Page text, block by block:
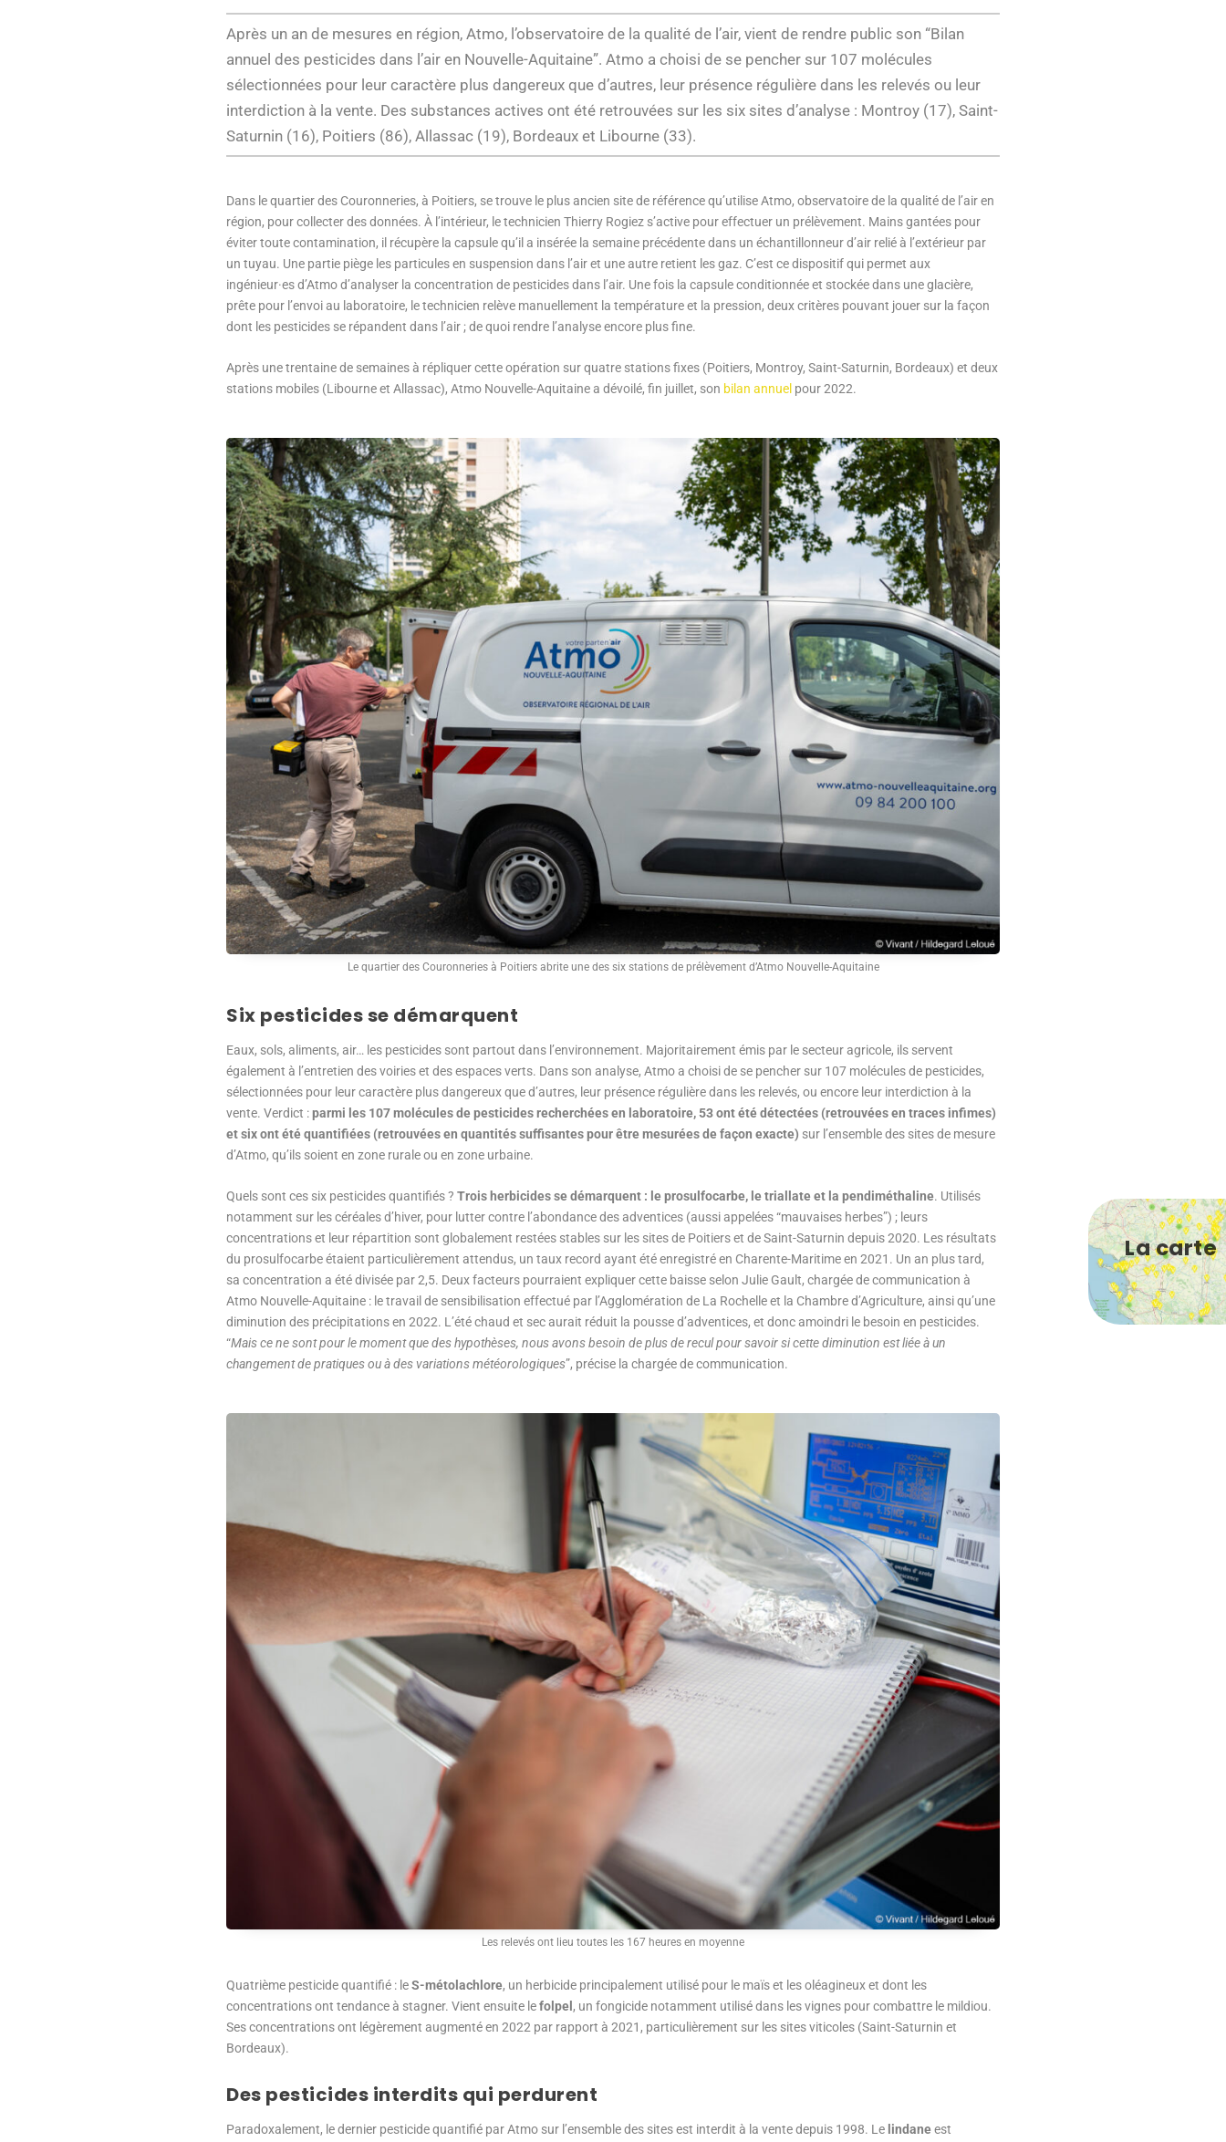
La carte
Après un an de mesures en région, Atmo, l’observatoire de la qualité de l’air, vient de rendre public son “Bilan
annuel des pesticides dans l’air en Nouvelle-Aquitaine”. Atmo a choisi de se pencher sur 107 molécules
sélectionnées pour leur caractère plus dangereux que d’autres, leur présence régulière dans les relevés ou leur
interdiction à la vente. Des substances actives ont été retrouvées sur les six sites d’analyse : Montroy (17), Saint-
Saturnin (16), Poitiers (86), Allassac (19), Bordeaux et Libourne (33).
Dans le quartier des Couronneries, à Poitiers, se trouve le plus ancien site de référence qu’utilise Atmo, observatoire de la qualité de l’air en
région, pour collecter des données. À l’intérieur, le technicien Thierry Rogiez s’active pour effectuer un prélèvement. Mains gantées pour
éviter toute contamination, il récupère la capsule qu’il a insérée la semaine précédente dans un échantillonneur d’air relié à l’extérieur par
un tuyau. Une partie piège les particules en suspension dans l’air et une autre retient les gaz. C’est ce dispositif qui permet aux
ingénieur·es d’Atmo d’analyser la concentration de pesticides dans l’air. Une fois la capsule conditionnée et stockée dans une glacière,
prête pour l’envoi au laboratoire, le technicien relève manuellement la température et la pression, deux critères pouvant jouer sur la façon
dont les pesticides se répandent dans l’air ; de quoi rendre l’analyse encore plus fine.
Après une trentaine de semaines à répliquer cette opération sur quatre stations fixes (Poitiers, Montroy, Saint-Saturnin, Bordeaux) et deux
stations mobiles (Libourne et Allassac), Atmo Nouvelle-Aquitaine a dévoilé, fin juillet, son bilan annuel pour 2022.
Le quartier des Couronneries à Poitiers abrite une des six stations de prélèvement d’Atmo Nouvelle-Aquitaine
Six pesticides se démarquent
Eaux, sols, aliments, air… les pesticides sont partout dans l’environnement. Majoritairement émis par le secteur agricole, ils servent
également à l’entretien des voiries et des espaces verts. Dans son analyse, Atmo a choisi de se pencher sur 107 molécules de pesticides,
sélectionnées pour leur caractère plus dangereux que d’autres, leur présence régulière dans les relevés, ou encore leur interdiction à la
vente. Verdict :parmi les 107 molécules de pesticides recherchées en laboratoire, 53 ont été détectées (retrouvées en traces infimes)
et six ont été quantifiées (retrouvées en quantités suffisantes pour être mesurées de façon exacte) sur l’ensemble des sites de mesure
d’Atmo, qu’ils soient en zone rurale ou en zone urbaine.
Quels sont ces six pesticides quantifiés ? Trois herbicides se démarquent : le prosulfocarbe, le triallate et la pendiméthaline. Utilisés
notamment sur les céréales d’hiver, pour lutter contre l’abondance des adventices (aussi appelées “mauvaises herbes”) ; leurs
concentrations et leur répartition sont globalement restées stables sur les sites de Poitiers et de Saint-Saturnin depuis 2020. Les résultats
du prosulfocarbe étaient particulièrement attendus, un taux record ayant été enregistré en Charente-Maritime en 2021. Un an plus tard,
sa concentration a été divisée par 2,5. Deux facteurs pourraient expliquer cette baisse selon Julie Gault, chargée de communication à
Atmo Nouvelle-Aquitaine : le travail de sensibilisation effectué par l’Agglomération de La Rochelle et la Chambre d’Agriculture, ainsi qu’une
diminution des précipitations en 2022. L’été chaud et sec aurait réduit la pousse d’adventices, et donc amoindri le besoin en pesticides.
“Mais ce ne sont pour le moment que des hypothèses, nous avons besoin de plus de recul pour savoir si cette diminution est liée à un
changement de pratiques ou à des variations météorologiques”, précise la chargée de communication.
Les relevés ont lieu toutes les 167 heures en moyenne
Quatrième pesticide quantifié : leS-métolachlore, un herbicide principalement utilisé pour le maïs et les oléagineux et dont les
concentrations ont tendance à stagner. Vient ensuite lefolpel , un fongicide notamment utilisé dans les vignes pour combattre le mildiou.
Ses concentrations ont légèrement augmenté en 2022 par rapport à 2021, particulièrement sur les sites viticoles (Saint-Saturnin et
Bordeaux).
Des pesticides interdits qui perdurent
Paradoxalement, le dernier pesticide quantifié par Atmo sur l’ensemble des sites est interdit à la vente depuis 1998. Le lindaneest